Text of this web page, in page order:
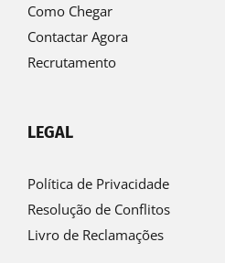
Como Chegar
Contactar Agora
Recrutamento
LEGAL
Política de Privacidade
Resolução de Conflitos
Livro de Reclamações